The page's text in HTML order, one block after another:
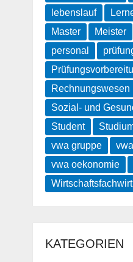
lebenslauf
Master
Meister
personal
Rechnungswesen
Sozial- und
Student
vwa gruppe
vwa oekonomie
Wirtschaftsfachwirt
KATEGORIEN